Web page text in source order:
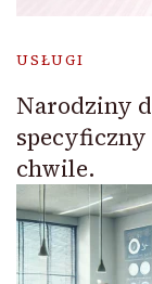
USŁUGI
Narodziny
specyficzny
chwile.